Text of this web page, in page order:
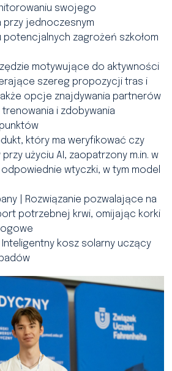
swojego
przy jednoczesnym
potencjalnych zagrożeń szkołom
motywujące do aktywności
szereg propozycji tras i
opcje znajdywania partnerów
i zdobywania
który ma weryfikować czy
użyciu AI, zaopatrzony m.in. w
wtyczki, w tym model
| Rozwiązanie pozwalające na
potrzebnej krwi, omijając korki
Inteligentny kosz solarny uczący